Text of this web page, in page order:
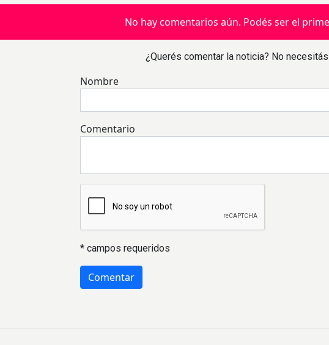
No hay comentarios aún. Podés ser el
¿Querés comentar la noticia? No
Nombre
Comentario
* campos requeridos